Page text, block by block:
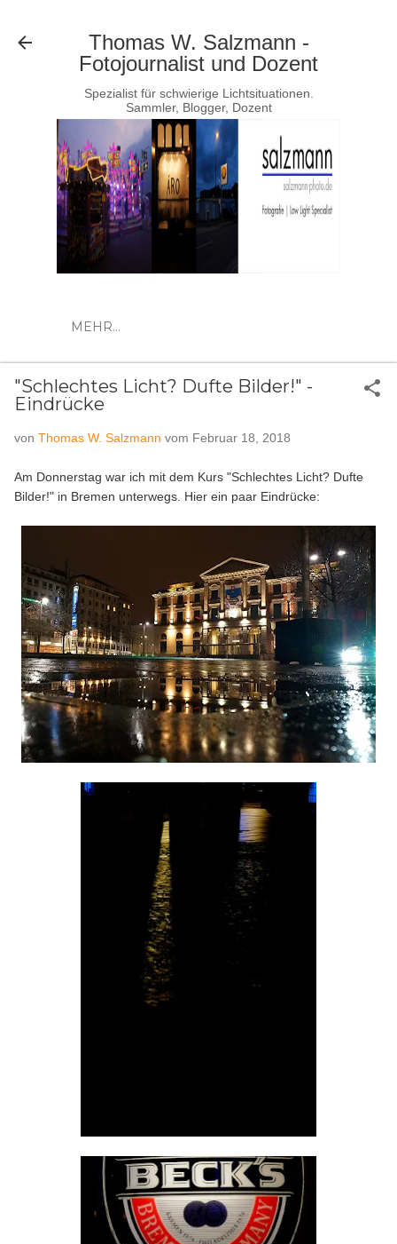
Thomas W. Salzmann -
Fotojournalist und Dozent
Spezialist für schwierige Lichtsituationen.
Sammler, Blogger, Dozent
MEHR…
"Schlechtes Licht? Dufte Bilder!" -
Eindrücke
von Thomas W. Salzmann vom Februar 18, 2018
Am Donnerstag war ich mit dem Kurs "Schlechtes Licht? Dufte
Bilder!" in Bremen unterwegs. Hier ein paar Eindrücke: